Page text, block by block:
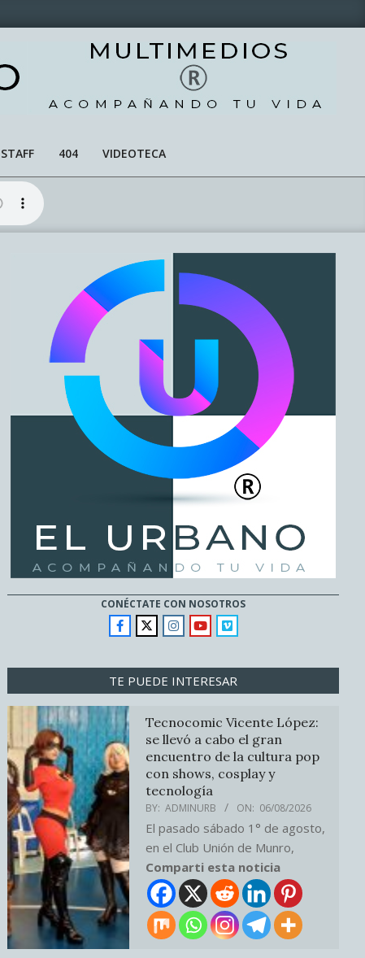
STAFF 404 VIDEOTECA
CONÉCTATE CON NOSOTROS
TE PUEDE INTERESAR
Tecnocomic Vicente López:
se llevó a cabo el gran
encuentro de la cultura pop
con shows, cosplay y
tecnología
BY: ADMINURB ON: 06/08/2026
El pasado sábado 1° de agosto,
en el Club Unión de Munro,
Comparti esta noticia